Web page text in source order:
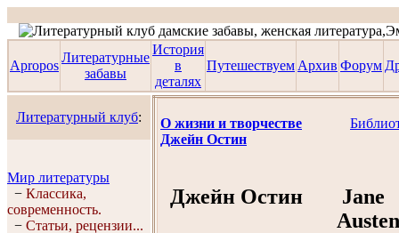
Apropos
Литературные
забавы
История
в
деталях
Путешествуем Архив Форум
Литературный клуб:
Мир литературы
− Классика,
современность.
− Статьи, рецензии...
О жизни и творчестве
Джейн Остин
Джейн Остин
Jane
Austen